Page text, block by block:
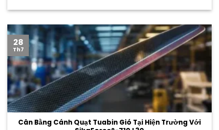
Cân Bằng Cánh Quạt Tuabin Gió Tại Hiện Trường Với
28
Th7